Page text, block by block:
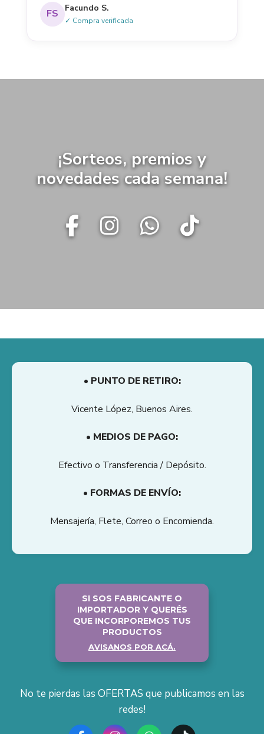
FS Facundo S.
✓ Compra verificada
¡Sorteos, premios y
novedades cada semana!
• PUNTO DE RETIRO:
Vicente López, Buenos Aires.
• MEDIOS DE PAGO:
Efectivo o Transferencia / Depósito.
• FORMAS DE ENVÍO:
Mensajería, Flete, Correo o Encomienda.
SI SOS FABRICANTE O
IMPORTADOR Y QUERÉS
QUE INCORPOREMOS TUS
PRODUCTOS
AVISANOS POR ACÁ.
No te pierdas las OFERTAS que publicamos en las
redes!